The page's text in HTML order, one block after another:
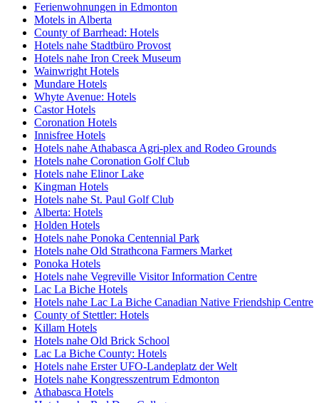
Ferienwohnungen in Edmonton
Motels in Alberta
County of Barrhead: Hotels
Hotels nahe Stadtbüro Provost
Hotels nahe Iron Creek Museum
Wainwright Hotels
Mundare Hotels
Whyte Avenue: Hotels
Castor Hotels
Coronation Hotels
Innisfree Hotels
Hotels nahe Athabasca Agri-plex and Rodeo Grounds
Hotels nahe Coronation Golf Club
Hotels nahe Elinor Lake
Kingman Hotels
Hotels nahe St. Paul Golf Club
Alberta: Hotels
Holden Hotels
Hotels nahe Ponoka Centennial Park
Hotels nahe Old Strathcona Farmers Market
Ponoka Hotels
Hotels nahe Vegreville Visitor Information Centre
Lac La Biche Hotels
Hotels nahe Lac La Biche Canadian Native Friendship Centre
County of Stettler: Hotels
Killam Hotels
Hotels nahe Old Brick School
Lac La Biche County: Hotels
Hotels nahe Erster UFO-Landeplatz der Welt
Hotels nahe Kongresszentrum Edmonton
Athabasca Hotels